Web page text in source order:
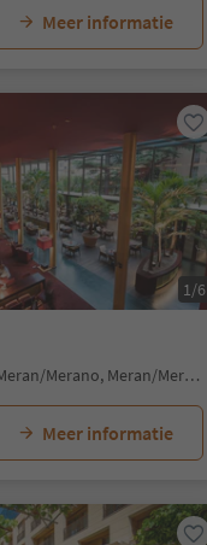
Meer informatie
1/6
Merano/Meran, Meran/Merano, Meran/Merano and environs
Meer informatie